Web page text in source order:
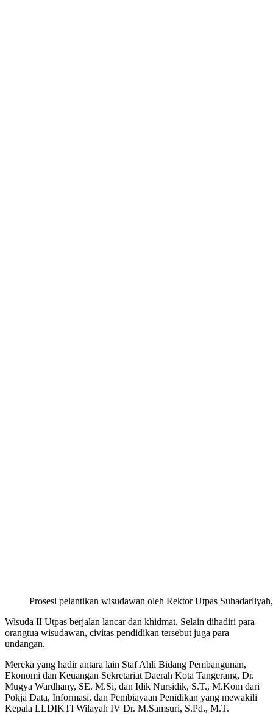
Prosesi pelantikan wisudawan oleh Rektor Utpas
Wisuda II Utpas berjalan lancar dan khidmat. Selain dihadiri para
orangtua wisudawan, civitas pendidikan tersebut juga para
undangan.
Mereka yang hadir antara lain Staf Ahli Bidang Pembangunan,
Ekonomi dan Keuangan Sekretariat Daerah Kota Tangerang, Dr.
Mugya Wardhany, SE. M.Si, dan Idik Nursidik, S.T., M.Kom dari
Pokja Data, Informasi, dan Pembiayaan Penidikan yang mewakili
Kepala LLDIKTI Wilayah IV Dr. M.Samsuri, S.Pd., M.T.